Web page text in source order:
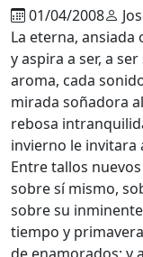
01/04/2008
La eterna,
y aspira a ser, a
aroma, cada
mirada soñadora
rebosa
invierno le invitara
Entre tallos
sobre sí mismo,
sobre su
tiempo y